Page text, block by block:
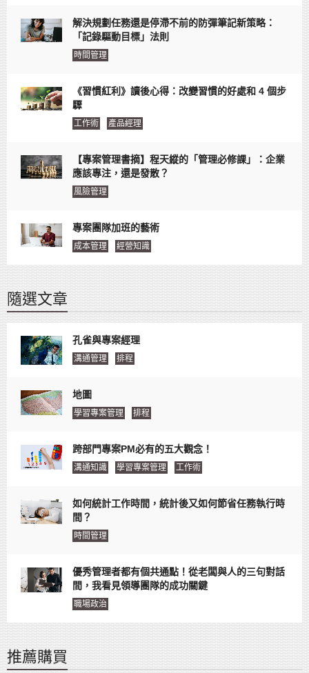
解決規劃任務還是停滯不前的防彈筆記新策略：
「記錄驅動目標」法則
時間管理
《習慣紅利》讀後心得：改變習慣的好處和 4 個步
驟
工作術 產品經理
【專案管理書摘】程天縱的「管理必修課」：企業
應該專注，還是發散？
風險管理
專案團隊加班的藝術
成本管理 經營知識
隨選文章
孔雀與專案經理
溝通管理 排程
地圖
學習專案管理 排程
跨部門專案PM必有的五大觀念！
溝通知識 學習專案管理 工作術
如何統計工作時間，統計後又如何節省任務執行時
間？
時間管理
優秀管理者都有個共通點！從老闆與人的三句對話
間，我看見領導團隊的成功關鍵
職場政治
推薦購買